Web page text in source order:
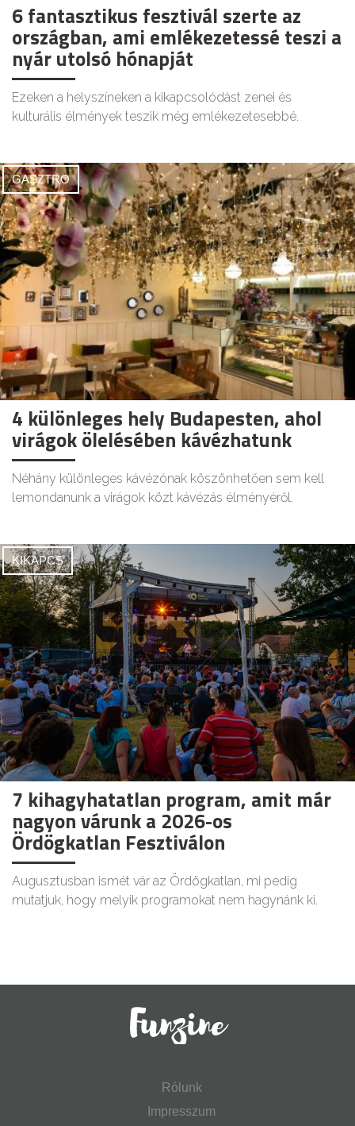
6 fantasztikus fesztivál szerte az
országban, ami emlékezetessé teszi a
nyár utolsó hónapját
Ezeken a helyszíneken a kikapcsolódást zenei és
kulturális élmények teszik még emlékezetesebbé.
GASZTRO
4 különleges hely Budapesten, ahol
virágok ölelésében kávézhatunk
Néhány különleges kávézónak köszönhetően sem kell
lemondanunk a virágok közt kávézás élményéről.
KIKAPCS
7 kihagyhatatlan program, amit már
nagyon várunk a 2026-os
Ördögkatlan Fesztiválon
Augusztusban ismét vár az Ördögkatlan, mi pedig
mutatjuk, hogy melyik programokat nem hagynánk ki.
Rólunk
Impresszum